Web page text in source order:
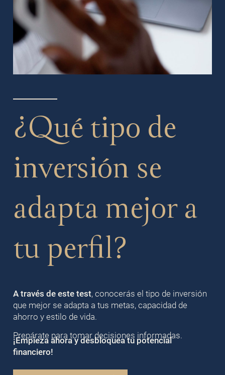
¿Qué tipo de
inversión se
adapta mejor a
tu perfil?
A través de este test, conocerás el tipo de inversión
que mejor se adapta a tus metas, capacidad de
ahorro y estilo de vida.
Prepárate para tomar decisiones informadas.
¡Empieza ahora y desbloquea tu potencial
financiero!